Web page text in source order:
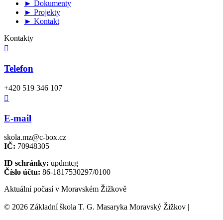
► Dokumenty
► Projekty
► Kontakt
Kontakty

Telefon
+420 519 346 107

E-mail
skola.mz@c-box.cz
IČ: 70948305
ID schránky: updmtcg
Číslo účtu: 86-1817530297/0100
Aktuální počasí v Moravském Žižkově
© 2026 Základní škola T. G. Masaryka Moravský Žižkov |